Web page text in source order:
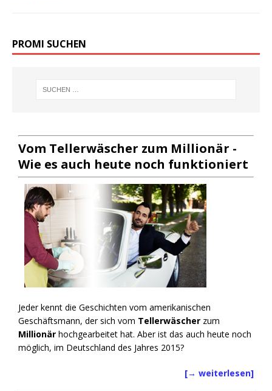
PROMI SUCHEN
Vom Tellerwäscher zum Millionär -
Wie es auch heute noch funktioniert
Jeder kennt die Geschichten vom amerikanischen
Geschäftsmann, der sich vom Tellerwäscher zum
Millionär hochgearbeitet hat. Aber ist das auch heute noch
möglich, im Deutschland des Jahres 2015?
[→ weiterlesen]